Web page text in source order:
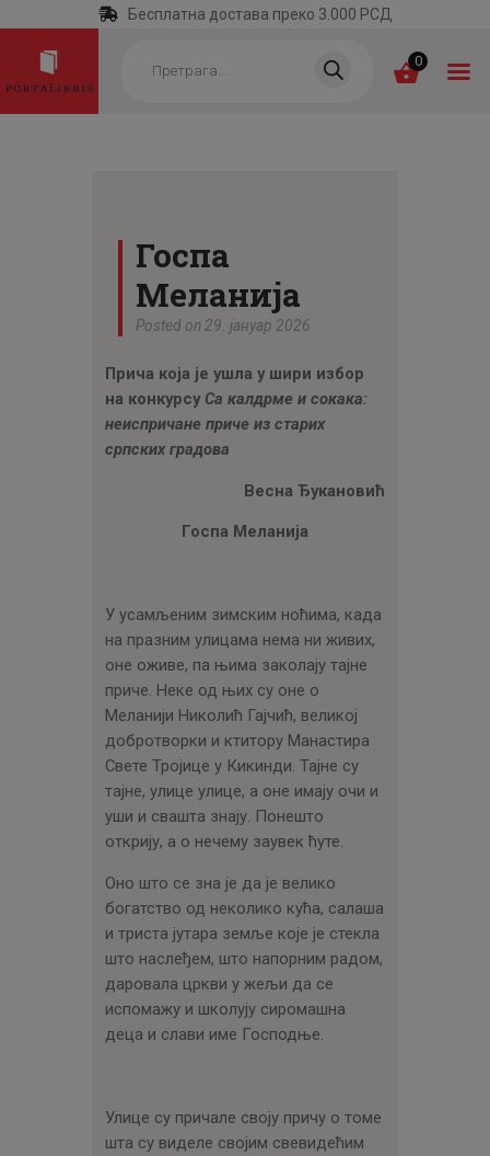
Бесплатна достава преко 3.000 РСД
search 0
НАЈПРОДАВАНИЈЕ
НОВЕ КЊИГЕ
ЗАБОРАВА
АУТОРИ
АКТУЕЛНОСТИ
Госпа
Меланија
Posted on 29. јануар 2026
Прича која је ушла у шири избор
на конкурсу Са калдрме и сокака:
неиспричане приче из старих
српских градова
Весна Ђукановић
Госпа Меланија
У усамљеним зимским ноћима, када
на празним улицама нема ни живих,
оне оживе, па њима заколају тајне
приче. Неке од њих су оне о
Меланији Николић Гајчић, великој
добротворки и ктитору Манастира
Свете Тројице у Кикинди. Тајне су
тајне, улице улице, а оне имају очи и
уши и свашта знају. Понешто
открију, а о нечему заувек ћуте.
Оно што се зна је да је велико
богатство од неколико кућа, салаша
и триста јутара земље које је стекла
што наслеђем, што напорним радом,
даровала цркви у жељи да се
испомажу и школују сиромашна
деца и слави име Господње.
Улице су причале своју причу о томе
шта су виделе својим свевидећим